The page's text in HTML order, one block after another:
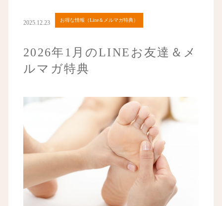
2025.12.23 お得な情報（Line＆メルマガ特典）
2026年1月のLINEお友達＆メ
ルマガ特典